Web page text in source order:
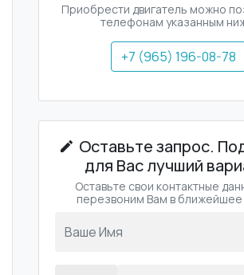
Приобрести двигатель можно
телефонам указанным
+7 (965) 196-08-78
Оставьте запрос.
для Вас лучший
Оставьте свои контактные
перезвоним Вам в ближейшее